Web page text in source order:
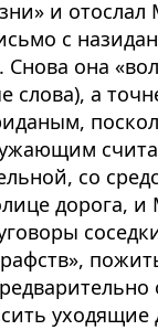
и отослал
с
Снова она
слова), а
со
дорога, и
уходящие